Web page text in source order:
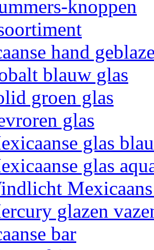
knoppen
hand
blauw glas
groen glas
glas
glas
glas
glazen
bar